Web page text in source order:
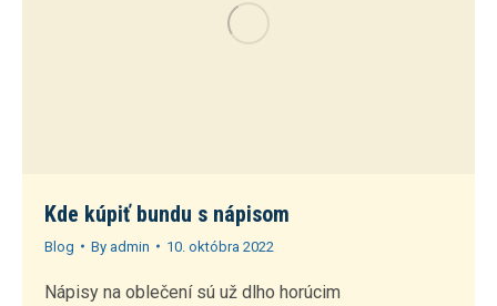
Kde kúpiť bundu s nápisom
Blog By admin 10. októbra 2022
Nápisy na oblečení sú už dlho horúcim